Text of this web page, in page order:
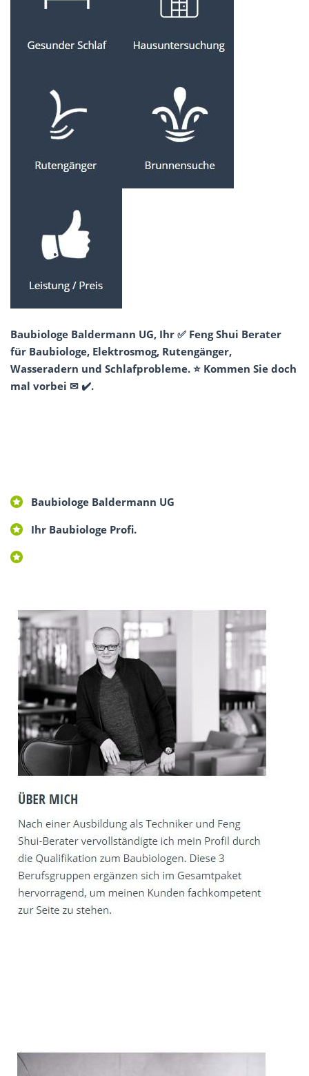
Baubiologe Baldermann UG, Ihr ✅ Feng Shui Berater
für Baubiologe, Elektrosmog, Rutengänger,
Wasseradern und Schlafprobleme. ⭐ Kommen Sie doch
mal vorbei ✉ ✔️.
Baubiologe Baldermann UG
Ihr Baubiologe Profi.